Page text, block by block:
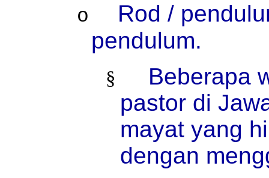
o
Rod /
pendulum.
§
Beberapa
pastor di
mayat yang
dengan